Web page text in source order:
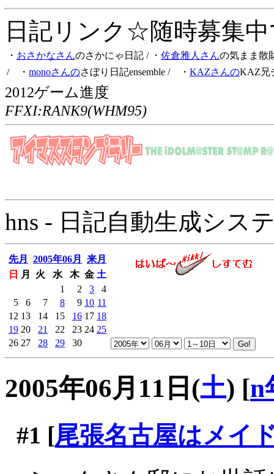
日記リンク☆随時募集
・ おさかなさんのさかにゃ日記 / ・ 佐倉雅人さんの気まま散
/ ・ monoさんのさぼり日記ensemble / ・ KAZさんのKAZ兄
2012ゲーム進度
FFXI:RANK9(WHM95)
hns - 日記自動生成シス
先月 2005年06月
来月
日
月 火 水 木 金 土
1
2 3
4
5
6 7 8 9 10 11
12 13 14 15 16 17 18
19 20 21 22 23 24 25
26 27 28 29 30
2005年06月11日(土) [n
#1 [尾張名古屋はメイ